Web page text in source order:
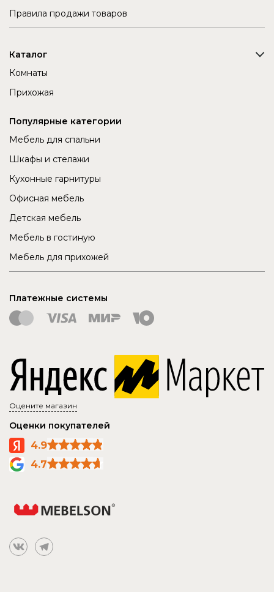
Правила продажи товаров
Каталог
Комнаты
Прихожая
Популярные категории
Мебель для спальни
Шкафы и стелажи
Кухонные гарнитуры
Офисная мебель
Детская мебель
Мебель в гостиную
Мебель для прихожей
Платежные системы
Оцените магазин
Оценки покупателей
4.9
4.7